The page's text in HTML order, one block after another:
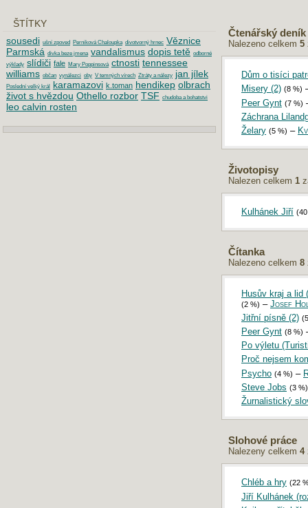
Čtenářský deník
Nalezeno celkem 5
Dům o tisíci
Misery (2) (8 %)
Peer Gynt (7 %)
Záchrana
Želary (5 %) –
Životopisy
Nalezen celkem 1
Kulhánek Jiří
Čítanka
Nalezeno celkem 8
Husův kraj a lid
(2 %) – Josef
Jitřní písně (2)
Peer Gynt (8 %)
Po výletu
Proč nejsem
Psycho (4 %) –
Steve Jobs (3 %)
Žurnalistický
Slohové práce
Nalezeny celkem 4
Chléb a hry (22
Jiří Kulhánek
ŠTÍTKY
sousedi ušní zpoved Perniková Chaloupka divotvorný hrnec Věznice
Parmská divka beze jmena vandalismus dopis tetě odborné
výklady slídiči fale Mary Poppinsová ctnosti tennessee
williams občan vynálezci oby V temných vírech Ztráty a nálezy jan jílek
Poslední velký král karamazovi k.toman hendikep olbrach
život s hvězdou Othello rozbor TSF chudoba a bohatstvi
leo calvin rosten